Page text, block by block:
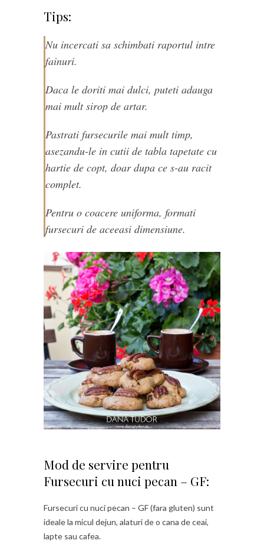
Tips:
Nu incercati sa schimbati raportul intre
fainuri.
Daca le doriti mai dulci, puteti adauga
mai mult sirop de artar.
Pastrati fursecurile mai mult timp,
asezandu-le in cutii de tabla tapetate cu
hartie de copt, doar dupa ce s-au racit
complet.
Pentru o coacere uniforma, formati
fursecuri de aceeasi dimensiune.
Mod de servire pentru
Fursecuri cu nuci pecan – GF:
Fursecuri cu nuci pecan – GF (fara gluten) sunt
ideale la micul dejun, alaturi de o cana de ceai,
lapte sau cafea.